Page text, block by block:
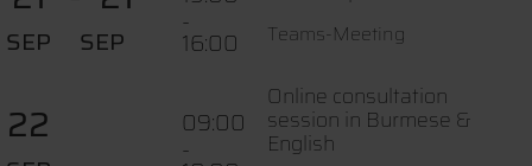
SEP SEP
-
16:00 Teams-Meeting
22 09:00
-
Online consultation
session in Burmese &
English